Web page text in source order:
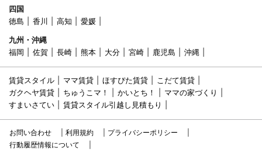
四国
徳島
香川 高知
愛媛
九州・沖縄
福岡
佐賀 長崎 熊本 大分 宮崎 鹿児島 沖縄
賃貸スタイル ママ賃貸 ほすぴた賃貸
こだて賃貸
ガクヘヤ賃貸
ちゅうこマ！ かいとち！
ママの家づくり
すまいさてい
賃貸スタイル引越し見積もり
お問い合わせ 利用規約
プライバシーポリシー
行動履歴情報について